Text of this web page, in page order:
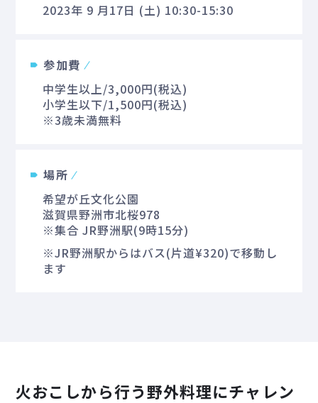
2023年 9 月17日 (土) 10:30-15:30
参加費
中学生以上/3,000円(税込)
小学生以下/1,500円(税込)
※3歳未満無料
場所
希望が丘文化公園
滋賀県野洲市北桜978
※集合 JR野洲駅(9時15分)
※JR野洲駅からはバス(片道¥320)で移動し
ます
火おこしから行う野外料理にチャレン